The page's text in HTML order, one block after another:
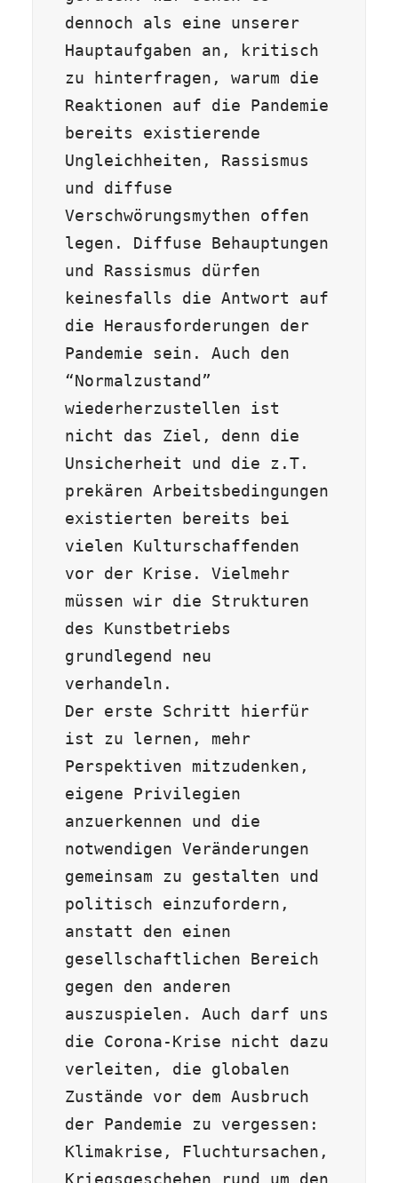
dennoch als eine unserer
Hauptaufgaben an, kritisch
zu hinterfragen, warum die
Reaktionen auf die Pandemie
bereits existierende
Ungleichheiten, Rassismus
und diffuse
Verschwörungsmythen offen
legen. Diffuse Behauptungen
und Rassismus dürfen
keinesfalls die Antwort auf
die Herausforderungen der
Pandemie sein. Auch den
“Normalzustand”
wiederherzustellen ist
nicht das Ziel, denn die
Unsicherheit und die z.T.
prekären Arbeitsbedingungen
existierten bereits bei
vielen Kulturschaffenden
vor der Krise. Vielmehr
müssen wir die Strukturen
des Kunstbetriebs
grundlegend neu
verhandeln.
Der erste Schritt hierfür
ist zu lernen, mehr
Perspektiven mitzudenken,
eigene Privilegien
anzuerkennen und die
notwendigen Veränderungen
gemeinsam zu gestalten und
politisch einzufordern,
anstatt den einen
gesellschaftlichen Bereich
gegen den anderen
auszuspielen. Auch darf uns
die Corona-Krise nicht dazu
verleiten, die globalen
Zustände vor dem Ausbruch
der Pandemie zu vergessen:
Klimakrise, Fluchtursachen,
Kriegsgeschehen rund um den